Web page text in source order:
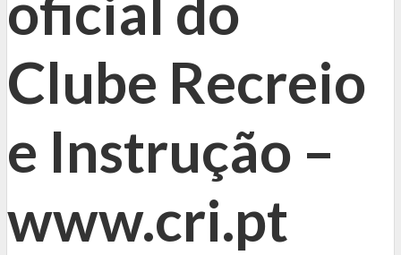
Clube Recreio
e Instrução –
www.cri.pt